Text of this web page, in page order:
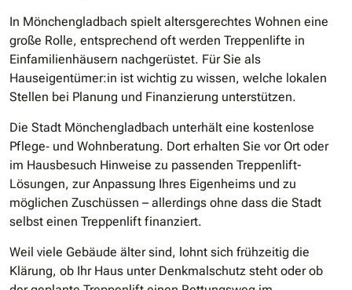
In Mönchengladbach spielt altersgerechtes Wohnen eine
große Rolle, entsprechend oft werden Treppenlifte in
Einfamilienhäusern nachgerüstet. Für Sie als
Hauseigentümer:in ist wichtig zu wissen, welche lokalen
Stellen bei Planung und Finanzierung unterstützen.
Die Stadt Mönchengladbach unterhält eine kostenlose
Pflege‐ und Wohnberatung. Dort erhalten Sie vor Ort oder
im Hausbesuch Hinweise zu passenden Treppenlift-
Lösungen, zur Anpassung Ihres Eigenheims und zu
möglichen Zuschüssen – allerdings ohne dass die Stadt
selbst einen Treppenlift finanziert.
Weil viele Gebäude älter sind, lohnt sich frühzeitig die
Klärung, ob Ihr Haus unter Denkmalschutz steht oder ob